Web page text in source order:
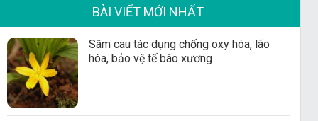
BÀI VIẾT MỚI NHẤT
Sâm cau tác dụng chống oxy hóa, lão
hóa, bảo vệ tế bào xương